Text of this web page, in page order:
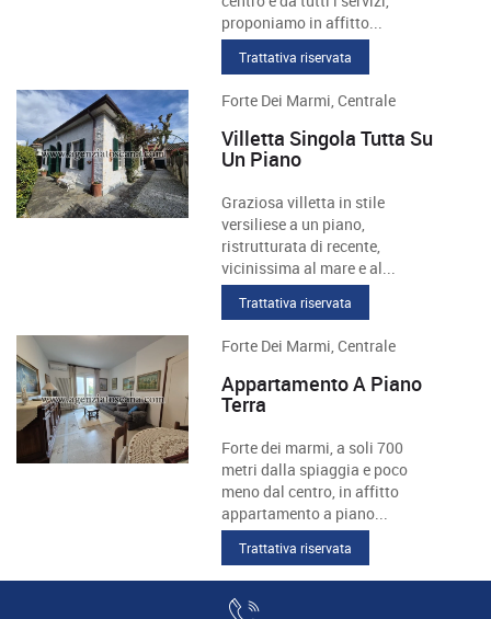
proponiamo in affitto...
Trattativa riservata
Forte Dei Marmi, Centrale
Villetta Singola Tutta Su
Un Piano
Graziosa villetta in stile
versiliese a un piano,
ristrutturata di recente,
vicinissima al mare e al...
Trattativa riservata
Forte Dei Marmi, Centrale
Appartamento A Piano
Terra
Forte dei marmi, a soli 700
metri dalla spiaggia e poco
meno dal centro, in affitto
appartamento a piano...
Trattativa riservata